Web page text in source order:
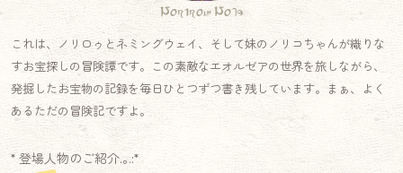
Norirow Note
これは、ノリロゥとネミングウェイ、そして妹のノリコちゃんが織りな
すお宝探しの冒険譚です。この素敵なエオルゼアの世界を旅しながら、
発掘したお宝物の記録を毎日ひとつずつ書き残しています。まぁ、よく
あるただの冒険記ですよ。
* 登場人物のご紹介.｡.:*